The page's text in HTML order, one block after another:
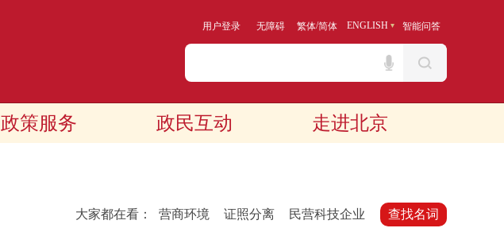
用户登录 无障碍 繁体/简体 ENGLISH 智能问答
政策服务 政民互动 走进北京
大家都在看： 营商环境 证照分离 民营科技企业 查找名词